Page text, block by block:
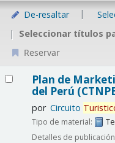
De-resaltar
Seleccionar títulos
Reservar
Plan de
del Perú
por Circuito
Tipo de material:
Detalles de